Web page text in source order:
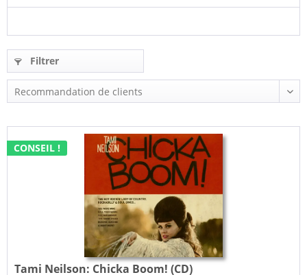
Filtrer
CONSEIL !
Tami Neilson: Chicka Boom! (CD)